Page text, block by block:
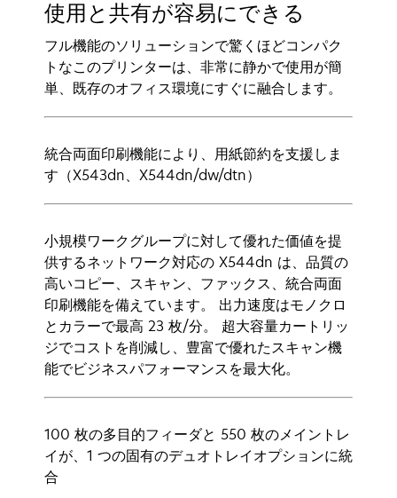
使用と共有が容易にできる
フル機能のソリューションで驚くほどコンパク
トなこのプリンターは、非常に静かで使用が簡
単、既存のオフィス環境にすぐに融合します。
統合両面印刷機能により、用紙節約を支援しま
す（X543dn、X544dn/dw/dtn）
小規模ワークグループに対して優れた価値を提
供するネットワーク対応の X544dn は、品質の
高いコピー、スキャン、ファックス、統合両面
印刷機能を備えています。 出力速度はモノクロ
とカラーで最高 23 枚/分。 超大容量カートリッ
ジでコストを削減し、豊富で優れたスキャン機
能でビジネスパフォーマンスを最大化。
100 枚の多目的フィーダと 550 枚のメイントレ
イが、1 つの固有のデュオトレイオプションに統
合